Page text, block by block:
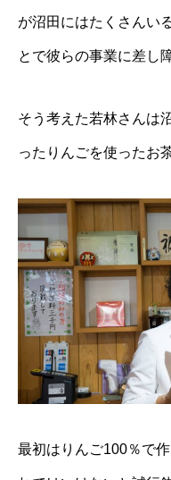
が沼田にはたくさんい
とで彼らの事業に差し
そう考えた若林さんは
ったりんごを使ったお
最初はりんご100％で